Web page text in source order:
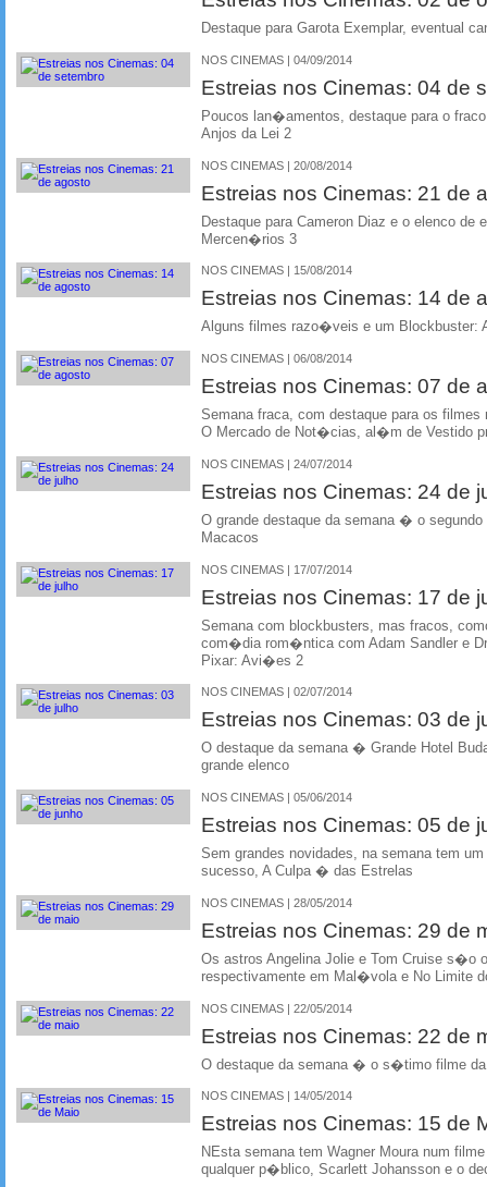
Destaque para Garota Exemplar, eventual
NOS CINEMAS | 04/09/2014
Estreias nos Cinemas: 04 de
Poucos lan�amentos, destaque para o
Anjos da Lei 2
NOS CINEMAS | 20/08/2014
Estreias nos Cinemas: 21 de
Destaque para Cameron Diaz e o elenco
Mercen�rios 3
NOS CINEMAS | 15/08/2014
Estreias nos Cinemas: 14 de
Alguns filmes razo�veis e um Blockbuster:
NOS CINEMAS | 06/08/2014
Estreias nos Cinemas: 07 de
Semana fraca, com destaque para os
O Mercado de Not�cias, al�m de Vestido
NOS CINEMAS | 24/07/2014
Estreias nos Cinemas: 24 de
O grande destaque da semana � o
Macacos
NOS CINEMAS | 17/07/2014
Estreias nos Cinemas: 17 de
Semana com blockbusters, mas fracos,
com�dia rom�ntica com Adam Sandler e
Pixar: Avi�es 2
NOS CINEMAS | 02/07/2014
Estreias nos Cinemas: 03 de
O destaque da semana � Grande Hotel
grande elenco
NOS CINEMAS | 05/06/2014
Estreias nos Cinemas: 05 de
Sem grandes novidades, na semana tem
sucesso, A Culpa � das Estrelas
NOS CINEMAS | 28/05/2014
Estreias nos Cinemas: 29 de
Os astros Angelina Jolie e Tom Cruise s�o
respectivamente em Mal�vola e No Limite
NOS CINEMAS | 22/05/2014
Estreias nos Cinemas: 22 de
O destaque da semana � o s�timo filme da
NOS CINEMAS | 14/05/2014
Estreias nos Cinemas: 15 de
NEsta semana tem Wagner Moura num
qualquer p�blico, Scarlett Johansson e o